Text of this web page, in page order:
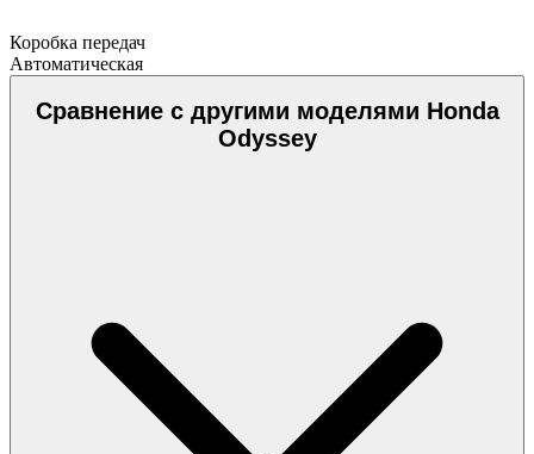
Коробка передач
Автоматическая
Сравнение с другими моделями Honda
Odyssey